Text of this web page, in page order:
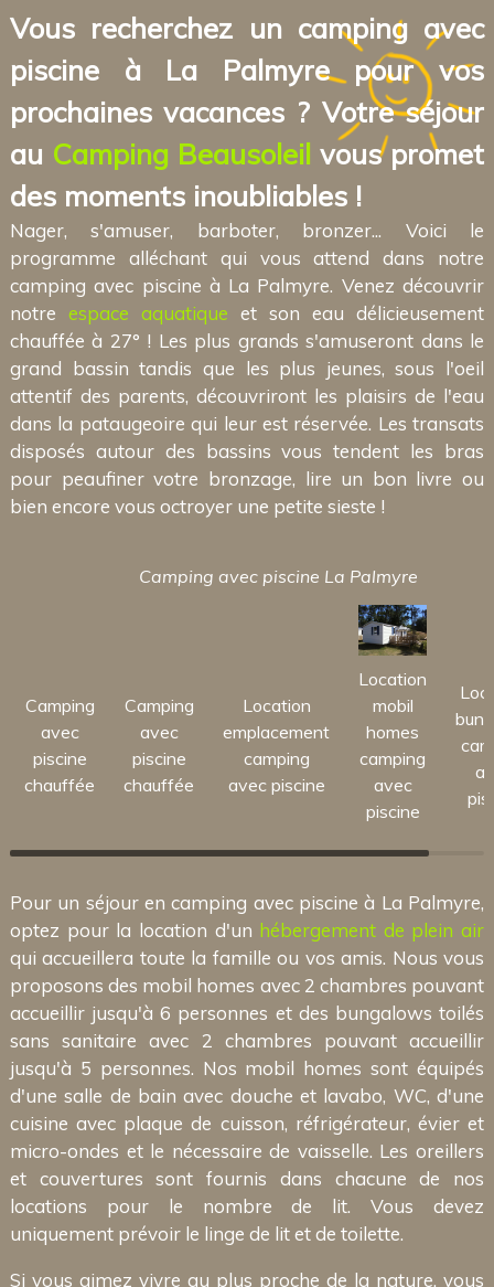
Vous recherchez un camping avec
piscine à La Palmyre pour vos
prochaines vacances ? Votre séjour
au Camping Beausoleil vous promet
des moments inoubliables !
Nager, s'amuser, barboter, bronzer... Voici le
programme alléchant qui vous attend dans notre
camping avec piscine à La Palmyre. Venez découvrir
notre espace aquatique et son eau délicieusement
chauffée à 27° ! Les plus grands s'amuseront dans le
grand bassin tandis que les plus jeunes, sous l'oeil
attentif des parents, découvriront les plaisirs de l'eau
dans la pataugeoire qui leur est réservée. Les transats
disposés autour des bassins vous tendent les bras
pour peaufiner votre bronzage, lire un bon livre ou
bien encore vous octroyer une petite sieste !
Camping avec piscine La Palmyre
Camping
avec
piscine
chauffée
Camping
avec
piscine
chauffée
Location
emplacement
camping
avec piscine
Location
mobil
homes
camping
avec
piscine
Pour un séjour en camping avec piscine à La Palmyre,
optez pour la location d'un hébergement de plein air
qui accueillera toute la famille ou vos amis. Nous vous
proposons des mobil homes avec 2 chambres pouvant
accueillir jusqu'à 6 personnes et des bungalows toilés
sans sanitaire avec 2 chambres pouvant accueillir
jusqu'à 5 personnes. Nos mobil homes sont équipés
d'une salle de bain avec douche et lavabo, WC, d'une
cuisine avec plaque de cuisson, réfrigérateur, évier et
micro-ondes et le nécessaire de vaisselle. Les oreillers
et couvertures sont fournis dans chacune de nos
locations pour le nombre de lit. Vous devez
uniquement prévoir le linge de lit et de toilette.
Si vous aimez vivre au plus proche de la nature, vous